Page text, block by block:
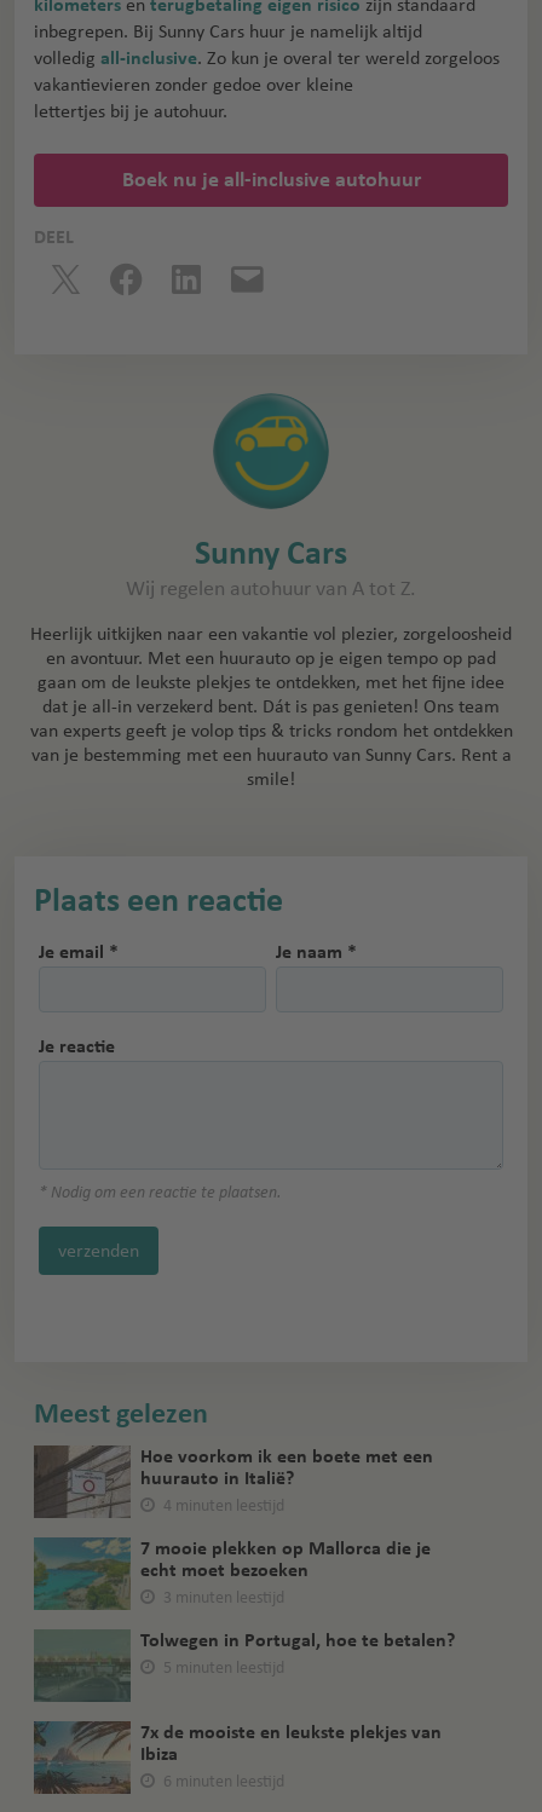
kilometers en terugbetaling eigen risico zijn standaard
inbegrepen. Bij Sunny Cars huur je namelijk altijd
volledig all-inclusive. Zo kun je overal ter wereld zorgeloos
vakantievieren zonder gedoe over kleine
lettertjes bij je autohuur.
Boek nu je all-inclusive autohuur
DEEL
Sunny Cars
Wij regelen autohuur van A tot Z.
Heerlijk uitkijken naar een vakantie vol plezier, zorgeloosheid
en avontuur. Met een huurauto op je eigen tempo op pad
gaan om de leukste plekjes te ontdekken, met het fijne idee
dat je all-in verzekerd bent. Dát is pas genieten! Ons team
van experts geeft je volop tips & tricks rondom het ontdekken
van je bestemming met een huurauto van Sunny Cars. Rent a
smile!
Plaats een reactie
Je email * Je naam *
Je reactie
* Nodig om een reactie te plaatsen.
verzenden
Meest gelezen
Hoe voorkom ik een boete met een
huurauto in Italië?
4 minuten leestijd
7 mooie plekken op Mallorca die je
echt moet bezoeken
3 minuten leestijd
Tolwegen in Portugal, hoe te betalen?
5 minuten leestijd
7x de mooiste en leukste plekjes van
Ibiza
6 minuten leestijd